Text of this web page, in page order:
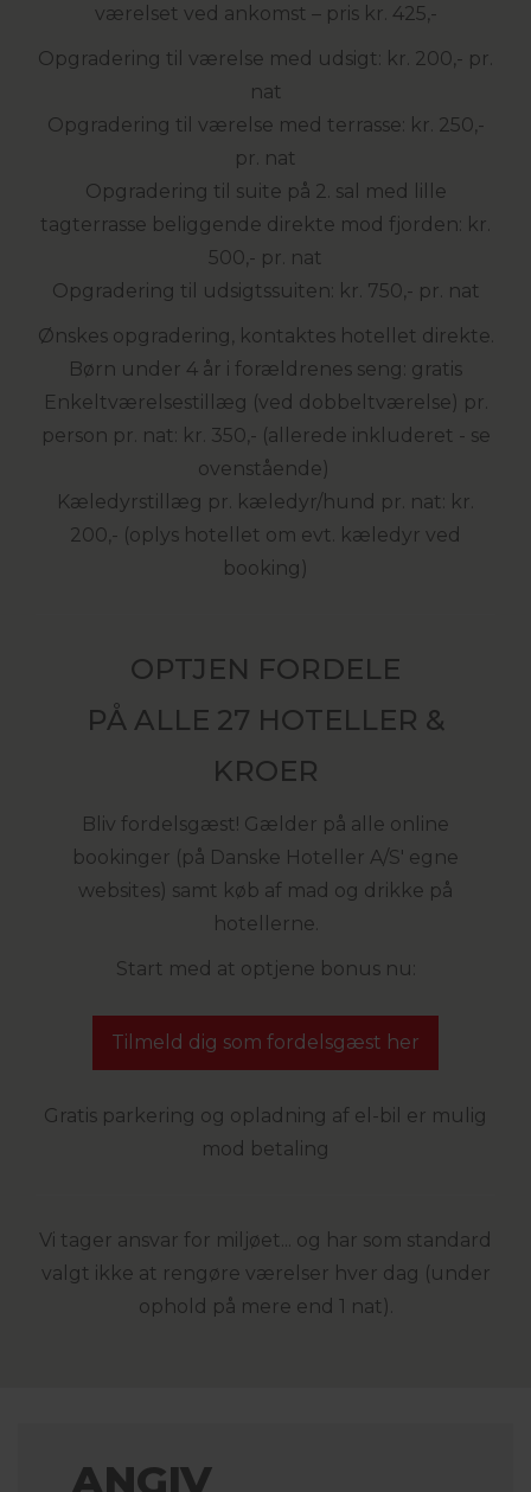
værelset ved ankomst – pris kr. 425,-
Opgradering til værelse med udsigt: kr. 200,- pr.
nat
Opgradering til værelse med terrasse: kr. 250,-
pr. nat
Opgradering til suite på 2. sal med lille
tagterrasse beliggende direkte mod fjorden: kr.
500,- pr. nat
Opgradering til udsigtssuiten: kr. 750,- pr. nat
Ønskes opgradering, kontaktes hotellet direkte.
Børn under 4 år i forældrenes seng: gratis
Enkeltværelsestillæg (ved dobbeltværelse) pr.
person pr. nat: kr. 350,- (allerede inkluderet - se
ovenstående)
Kæledyrstillæg pr. kæledyr/hund pr. nat: kr.
200,- (oplys hotellet om evt. kæledyr ved
booking)
OPTJEN FORDELE
PÅ ALLE 27 HOTELLER &
KROER
Bliv fordelsgæst! Gælder på alle online
bookinger (på Danske Hoteller A/S' egne
websites) samt køb af mad og drikke på
hotellerne.
Start med at optjene bonus nu:
Tilmeld dig som fordelsgæst her
Gratis parkering og opladning af el-bil er mulig
mod betaling
Vi tager ansvar for miljøet... og har som standard
valgt ikke at rengøre værelser hver dag (under
ophold på mere end 1 nat).
ANGIV